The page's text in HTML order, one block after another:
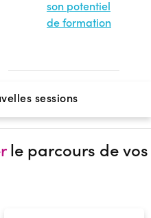
son potentiel
de formation
sessions
le parcours de vos